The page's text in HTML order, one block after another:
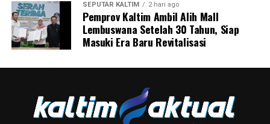
SEPUTAR KALTIM 2 hari ago
Pemprov Kaltim Ambil Alih Mall
Lembuswana Setelah 30 Tahun, Siap
Masuki Era Baru Revitalisasi